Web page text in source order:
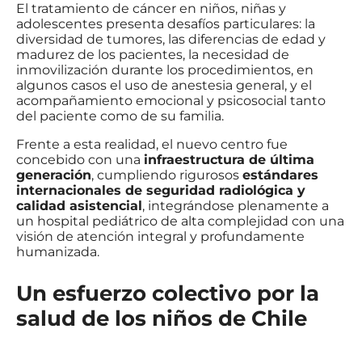
El tratamiento de cáncer en niños, niñas y
adolescentes presenta desafíos particulares: la
diversidad de tumores, las diferencias de edad y
madurez de los pacientes, la necesidad de
inmovilización durante los procedimientos, en
algunos casos el uso de anestesia general, y el
acompañamiento emocional y psicosocial tanto
del paciente como de su familia.
Frente a esta realidad, el nuevo centro fue
concebido con una infraestructura de última
generación, cumpliendo rigurosos estándares
internacionales de seguridad radiológica y
calidad asistencial, integrándose plenamente a
un hospital pediátrico de alta complejidad con una
visión de atención integral y profundamente
humanizada.
Un esfuerzo colectivo por la
salud de los niños de Chile